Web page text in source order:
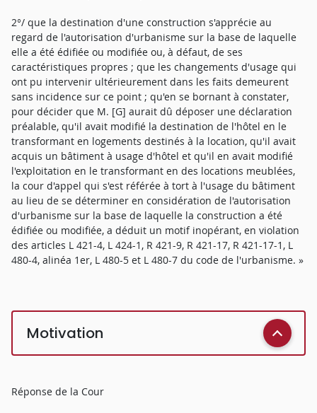
2°/ que la destination d'une construction s'apprécie au
regard de l'autorisation d'urbanisme sur la base de laquelle
elle a été édifiée ou modifiée ou, à défaut, de ses
caractéristiques propres ; que les changements d'usage qui
ont pu intervenir ultérieurement dans les faits demeurent
sans incidence sur ce point ; qu'en se bornant à constater,
pour décider que M. [G] aurait dû déposer une déclaration
préalable, qu'il avait modifié la destination de l'hôtel en le
transformant en logements destinés à la location, qu'il avait
acquis un bâtiment à usage d'hôtel et qu'il en avait modifié
l'exploitation en le transformant en des locations meublées,
la cour d'appel qui s'est référée à tort à l'usage du bâtiment
au lieu de se déterminer en considération de l'autorisation
d'urbanisme sur la base de laquelle la construction a été
édifiée ou modifiée, a déduit un motif inopérant, en violation
des articles L 421-4, L 424-1, R 421-9, R 421-17, R 421-17-1, L
480-4, alinéa 1er, L 480-5 et L 480-7 du code de l'urbanisme. »
Motivation
Réponse de la Cour